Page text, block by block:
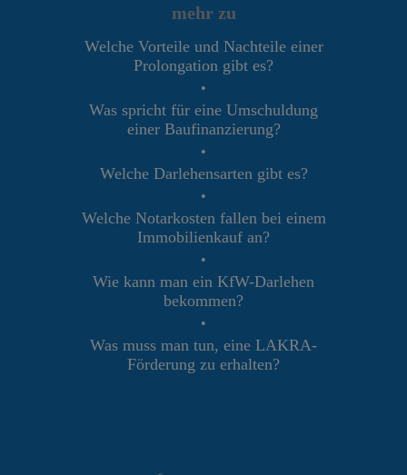
mehr zu
Welche Vorteile und Nachteile einer
Prolongation gibt es?
•
Was spricht für eine Umschuldung
einer Baufinanzierung?
•
Welche Darlehensarten gibt es?
•
Welche Notarkosten fallen bei einem
Immobilienkauf an?
•
Wie kann man ein KfW-Darlehen
bekommen?
•
Was muss man tun, eine LAKRA-
Förderung zu erhalten?